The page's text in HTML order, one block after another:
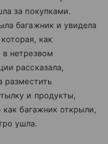
за покупками.
багажник и увидела
как
в нетрезвом
рассказала,
разместить
и продукты,
как багажник открыли,
ушла.